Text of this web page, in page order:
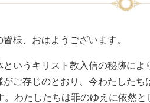
様、おはようございます。
いうキリスト教入信の秘跡によ
ご存じのとおり、今わたしたち
。わたしたちは罪のゆえに依然